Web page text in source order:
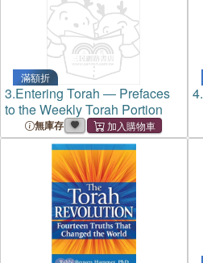
滿額折
3.Entering Torah ― Prefaces
to the Weekly Torah Portion
無庫存
4.